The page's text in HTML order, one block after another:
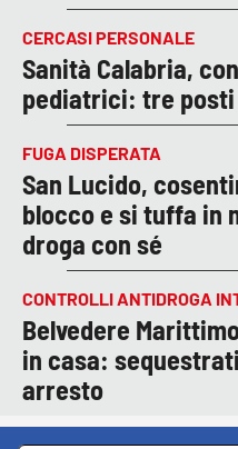
CERCASI PERSONALE
Sanità Calabria,
pediatrici: tre posti
FUGA DISPERATA
San Lucido,
blocco e si tuffa in
droga con sé
CONTROLLI ANTIDROGA
Belvedere
in casa:
arresto